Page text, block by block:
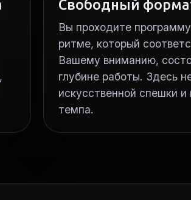
Свободный
Вы проходите
ритме, который
Вашему вниманию,
глубине работы. Здесь
искусственной спешки и
темпа.